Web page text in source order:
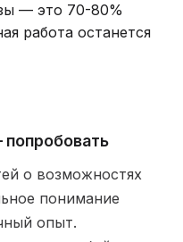
— это 70-80%
работа останется
о возможностях
понимание
опыт.